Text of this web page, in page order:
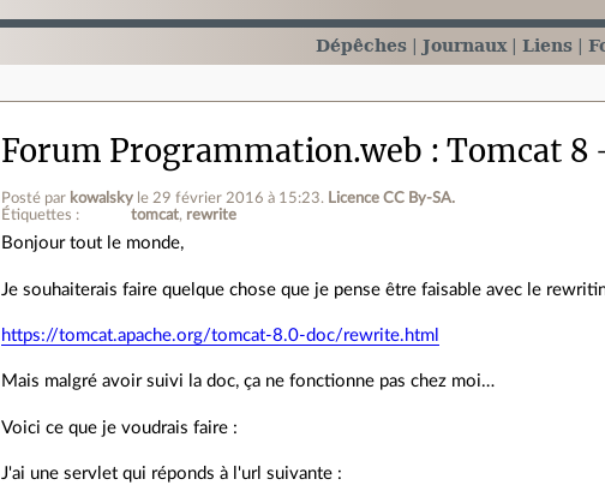
Dépêches Journaux Liens
Forum Programmation.web Tomcat 8
Posté par kowalsky le 29 février 2016 à 15:23. Licence CC By‑SA.
Étiquettes :
tomcat rewrite
Bonjour tout le monde,
Je souhaiterais faire quelque chose que je pense être faisable avec le
https://tomcat.apache.org/tomcat-8.0-doc/rewrite.html
Mais malgré avoir suivi la doc, ça ne fonctionne pas chez moi…
Voici ce que je voudrais faire :
J'ai une servlet qui réponds à l'url suivante :